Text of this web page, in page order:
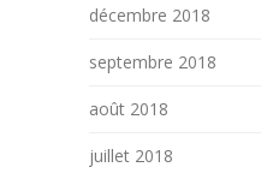
décembre 2018
septembre 2018
août 2018
juillet 2018